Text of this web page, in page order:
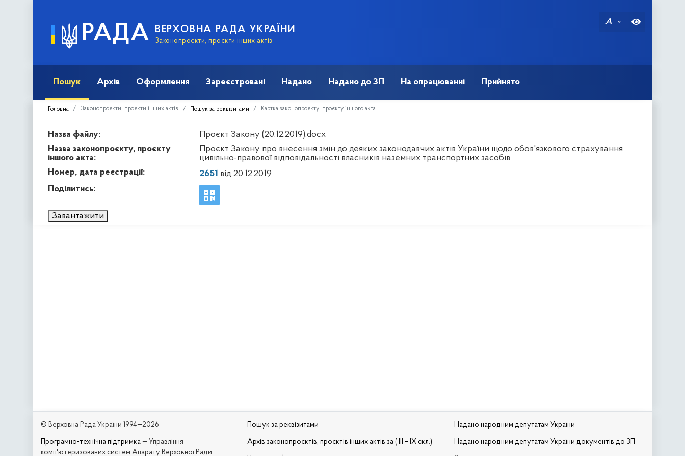
РАДА ВЕРХОВНА РАДА УКРАЇНИ
Законопроєкти, проєкти інших актів
A
Пошук Архів Оформлення Зареєстровані Надано Надано до ЗП На опрацюванні Прийнято
Головна Законопроєкти, проєкти інших актів Пошук за реквізитами Картка законопроєкту, проєкту іншого акта
Назва файлу:
Проєкт Закону (20.12.2019).docx
Назва законопроєкту, проєкту
іншого акта:
Проєкт Закону про внесення змін до деяких законодавчих актів України щодо обов'язкового страхування
цивільно-правової відповідальності власників наземних транспортних засобів
Номер, дата реєстрації:
2651 від 20.12.2019
Поділитись:
Завантажити
© Верховна Рада України 1994—2026
Програмно-технічна підтримка — Управління
комп'ютеризованих систем Апарату Верховної Ради
Пошук за реквізитами
Архів законопроєктів, проєктів інших актів за ( III – IX скл.)
Надано народним депутатам України
Надано народним депутатам України документів до ЗП